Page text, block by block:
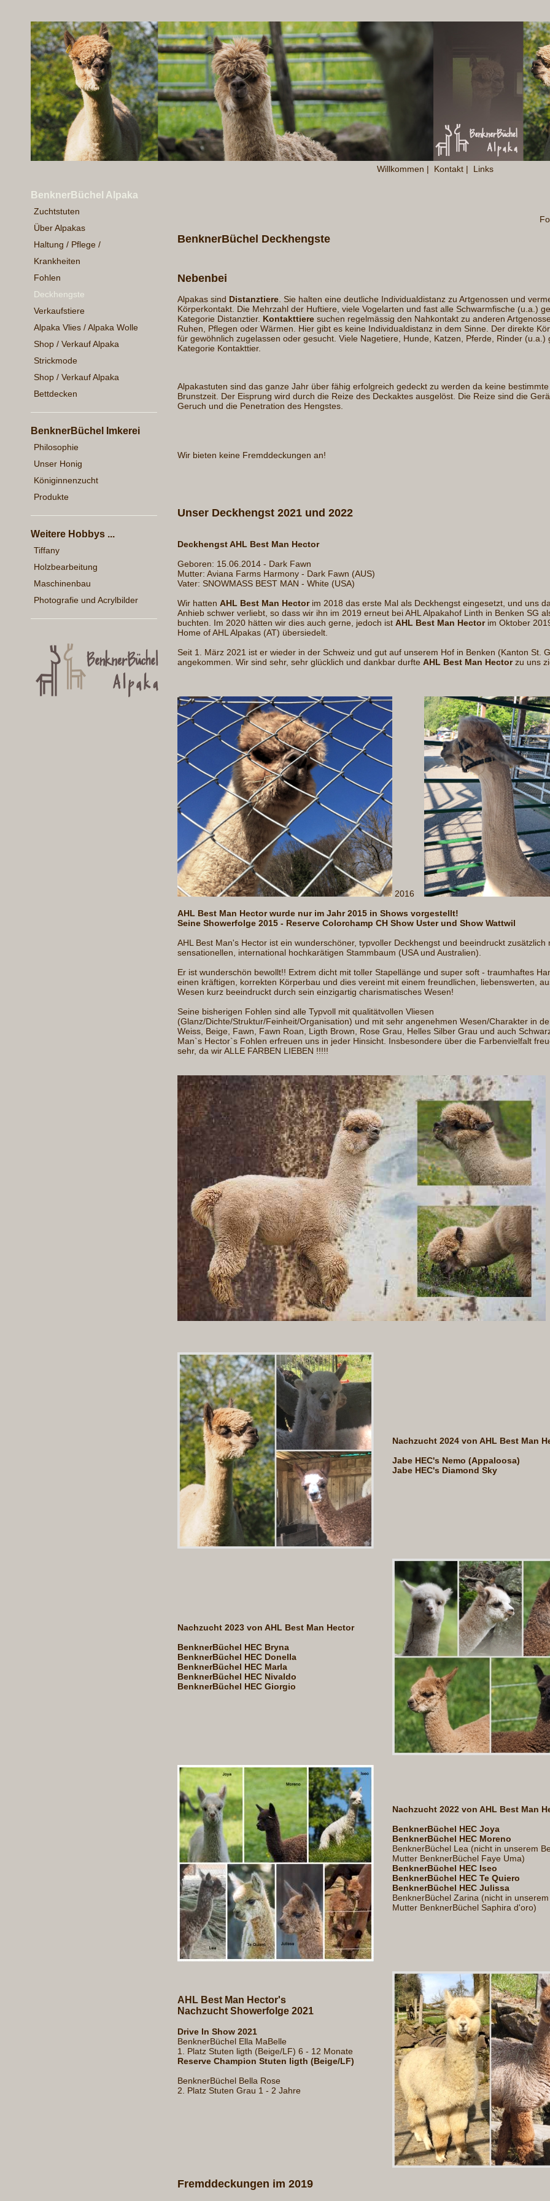
Willkommen | Kontakt | Links
BenknerBüchel Alpaka
Zuchtstuten
Über Alpakas
Haltung / Pflege /
Krankheiten
Fohlen
Deckhengste
Verkaufstiere
Alpaka Vlies / Alpaka Wolle
Shop / Verkauf Alpaka
Strickmode
Shop / Verkauf Alpaka
Bettdecken
BenknerBüchel Imkerei
Philosophie
Unser Honig
Königinnenzucht
Produkte
Weitere Hobbys ...
Tiffany
Holzbearbeitung
Maschinenbau
Photografie und Acrylbilder
BenknerBüchel Deckhengste
Nebenbei
Alpakas sind Distanztiere . Sie halten eine deutliche Individualdistanz zu Artgenossen und
Körperkontakt. Die Mehrzahl der Huftiere, viele Vogelarten und fast alle Schwarmfische (u.a.)
Kategorie Distanztier. Kontakttiere suchen regelmässig den Nahkontakt zu anderen
Ruhen, Pflegen oder Wärmen. Hier gibt es keine Individualdistanz in dem Sinne. Der direkte
für gewöhnlich zugelassen oder gesucht. Viele Nagetiere, Hunde, Katzen, Pferde, Rinder (u.a.)
Kategorie Kontakttier.
Alpakastuten sind das ganze Jahr über fähig erfolgreich gedeckt zu werden da keine
Brunstzeit. Der Eisprung wird durch die Reize des Deckaktes ausgelöst. Die Reize sind die
Geruch und die Penetration des Hengstes.
Wir bieten keine Fremddeckungen an!
Unser Deckhengst 2021 und 2022
Deckhengst AHL Best Man Hector
Geboren: 15.06.2014 - Dark Fawn
Mutter: Aviana Farms Harmony - Dark Fawn (AUS)
Vater: SNOWMASS BEST MAN - White (USA)
Wir hatten AHL Best Man Hectorim 2018 das erste Mal als Deckhengst eingesetzt, und uns
Anhieb schwer verliebt, so dass wir ihn im 2019 erneut bei AHL Alpakahof Linth in Benken SG
buchten. Im 2020 hätten wir dies auch gerne, jedoch ist AHL Best Man Hectorim Oktober
Home of AHL Alpakas (AT) übersiedelt.
Seit 1. März 2021 ist er wieder in der Schweiz und gut auf unserem Hof in Benken (Kanton St.
angekommen. Wir sind sehr, sehr glücklich und dankbar durfte AHL Best Man Hectorzu uns
2016
AHL Best Man Hector wurde nur im Jahr 2015 in Shows vorgestellt!
Seine Showerfolge 2015 - Reserve Colorchamp CH Show Uster und Show Wattwil
AHL Best Man's Hector ist ein wunderschöner, typvoller Deckhengst und beeindruckt zusätzlich
sensationellen, international hochkarätigen Stammbaum (USA und Australien).
Er ist wunderschön bewollt!! Extrem dicht mit toller Stapellänge und super soft - traumhaftes
einen kräftigen, korrekten Körperbau und dies vereint mit einem freundlichen, liebenswerten,
Wesen kurz beeindruckt durch sein einzigartig charismatisches Wesen!
Seine bisherigen Fohlen sind alle Typvoll mit qualitätvollen Vliesen
(Glanz/Dichte/Struktur/Feinheit/Organisation) und mit sehr angenehmen Wesen/Charakter in
Weiss, Beige, Fawn, Fawn Roan, Ligth Brown, Rose Grau, Helles Silber Grau und auch
Man`s Hector`s Fohlen erfreuen uns in jeder Hinsicht. Insbesondere über die Farbenvielfalt
sehr, da wir ALLE FARBEN LIEBEN !!!!!
Nachzucht 2024 von AHL Best Man
Jabe HEC's Nemo (Appaloosa)
Jabe HEC's Diamond Sky
Nachzucht 2023 von AHL Best Man Hector
BenknerBüchel HEC Bryna
BenknerBüchel HEC Donella
BenknerBüchel HEC Marla
BenknerBüchel HEC Nivaldo
BenknerBüchel HEC Giorgio
Nachzucht 2022 von AHL Best Man
BenknerBüchel HEC Joya
BenknerBüchel HEC Moreno
BenknerBüchel Lea (nicht in unserem
Mutter BenknerBüchel Faye Uma)
BenknerBüchel HEC Iseo
BenknerBüchel HEC Te Quiero
BenknerBüchel HEC Julissa
BenknerBüchel Zarina (nicht in
Mutter BenknerBüchel Saphira d'oro)
AHL Best Man Hector's
Nachzucht Showerfolge 2021
Drive In Show 2021
BenknerBüchel Ella MaBelle
1. Platz Stuten ligth (Beige/LF) 6 - 12 Monate
Reserve Champion Stuten ligth (Beige/LF)
BenknerBüchel Bella Rose
2. Platz Stuten Grau 1 - 2 Jahre
Fremddeckungen im 2019